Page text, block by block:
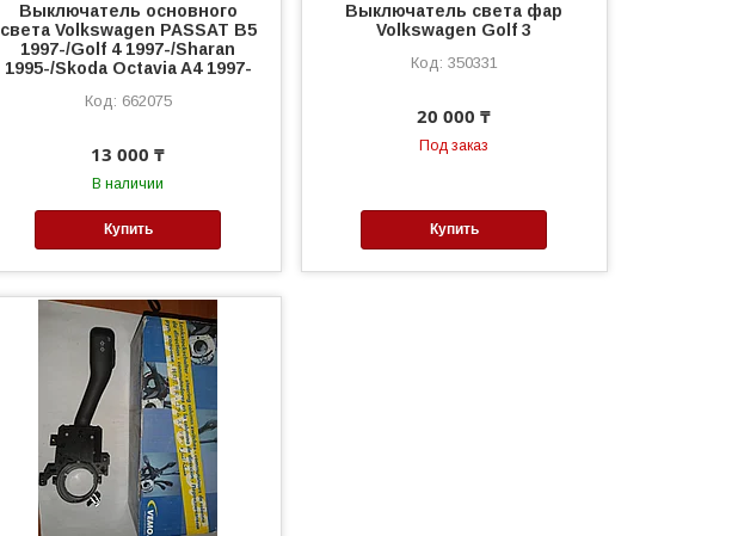
Выключатель основного
света Volkswagen PASSAT B5
1997-/Golf 4 1997-/Sharan
1995-/Skoda Octavia A4 1997-
662075
13 000 ₸
В наличии
Купить
Выключатель света фар
Volkswagen Golf 3
350331
20 000 ₸
Под заказ
Купить